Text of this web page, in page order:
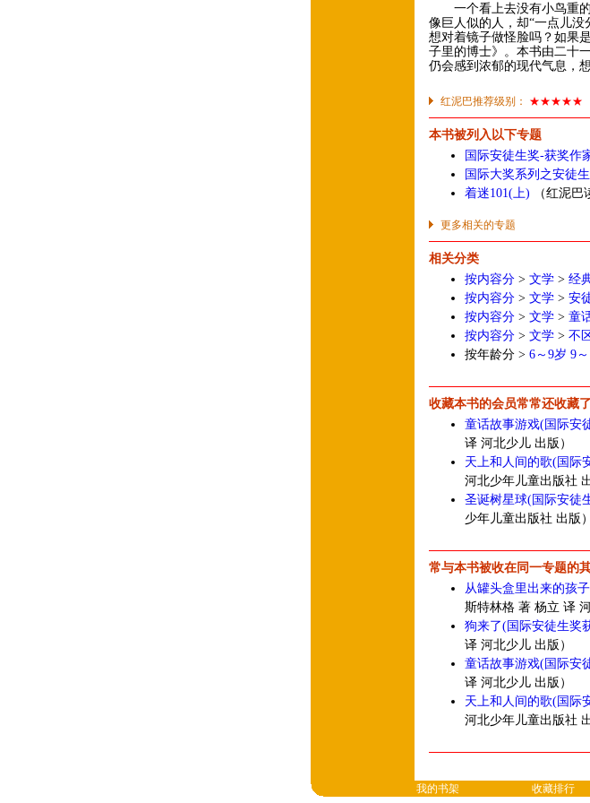
一个看上去没有小鸟重的
像巨人似的人，却“一点儿
想对着镜子做怪脸吗？如果
子里的博士》。本书由二十
仍会感到浓郁的现代气息，
红泥巴推荐级别： ★★★★★
本书被列入以下专题
国际安徒生奖-获奖作
国际大奖系列之安徒
着迷101(上) （红泥巴
更多相关的专题
相关分类
按内容分 > 文学 > 经
按内容分 > 文学 > 安
按内容分 > 文学 > 童
按内容分 > 文学 > 不
按年龄分 > 6～9岁 9
收藏本书的会员常常还收藏
童话故事游戏(国际安
译 河北少儿 出版）
天上和人间的歌(国际
河北少年儿童出版社
圣诞树星球(国际安徒
少年儿童出版社 出版）
常与本书被收在同一专题的
从罐头盒里出来的孩
斯特林格 著 杨立 译
狗来了(国际安徒生奖
译 河北少儿 出版）
童话故事游戏(国际安
译 河北少儿 出版）
天上和人间的歌(国际
河北少年儿童出版社
我的书架 收藏排行